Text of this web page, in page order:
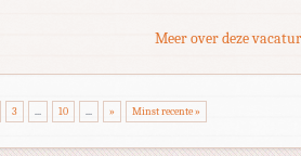
Meer over deze
3 ... 10 ... » Minst recente »